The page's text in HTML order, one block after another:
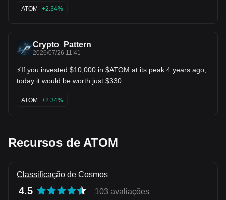
ATOM +2.34%
Crypto_Pattern
2026/07/26 11:41
⚡️If you invested $10,000 in $ATOM at its peak 4 years ago,
today it would be worth just $330.
ATOM +2.34%
Recursos de ATOM
Classificação de Cosmos
4.5 103 avaliações